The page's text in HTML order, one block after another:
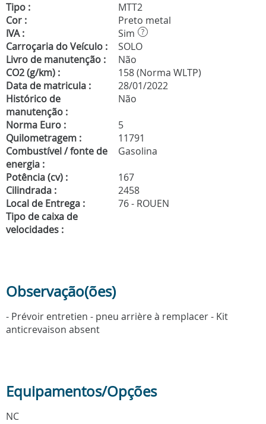
Tipo :
MTT2
Cor :
Preto metal
IVA :
Sim ?
Carroçaria do Veículo :
SOLO
Livro de manutenção :
Não
CO2 (g/km) :
158 (Norma WLTP)
Data de matricula :
28/01/2022
Histórico de
manutenção :
Não
Norma Euro :
5
Quilometragem :
11791
Combustível / fonte de
energia :
Gasolina
Potência (cv) :
167
Cilindrada :
2458
Local de Entrega :
76 - ROUEN
Tipo de caixa de
velocidades :
Observação(ões)
- Prévoir entretien - pneu arrière à remplacer - Kit
anticrevaison absent
Equipamentos/Opções
NC